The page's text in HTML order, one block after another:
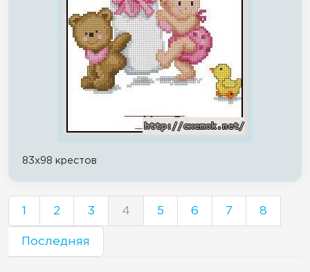
83x98 крестов
1 2 3 4 5 6 7 8
Последняя